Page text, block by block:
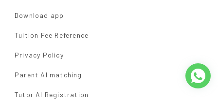
Download app
Tuition Fee Reference
Privacy Policy
Parent AI matching
Tutor AI Registration